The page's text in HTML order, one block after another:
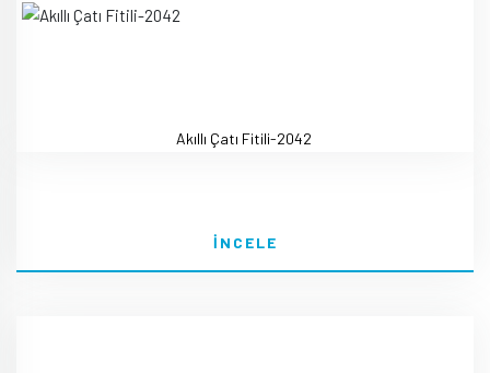
Akıllı Çatı Fitili-2042
İNCELE